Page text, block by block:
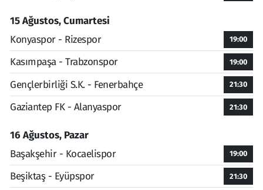
15 Ağustos, Cumartesi
Konyaspor - Rizespor
19:00
Kasımpaşa - Trabzonspor 19:00
Gençlerbirliği S.K. - Fenerbahçe 21:30
Gaziantep FK - Alanyaspor 21:30
16 Ağustos, Pazar
Başakşehir - Kocaelispor
19:00
Beşiktaş - Eyüpspor 21:30